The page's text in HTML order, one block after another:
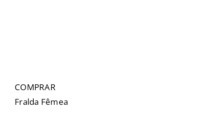
COMPRAR
Fralda Fêmea